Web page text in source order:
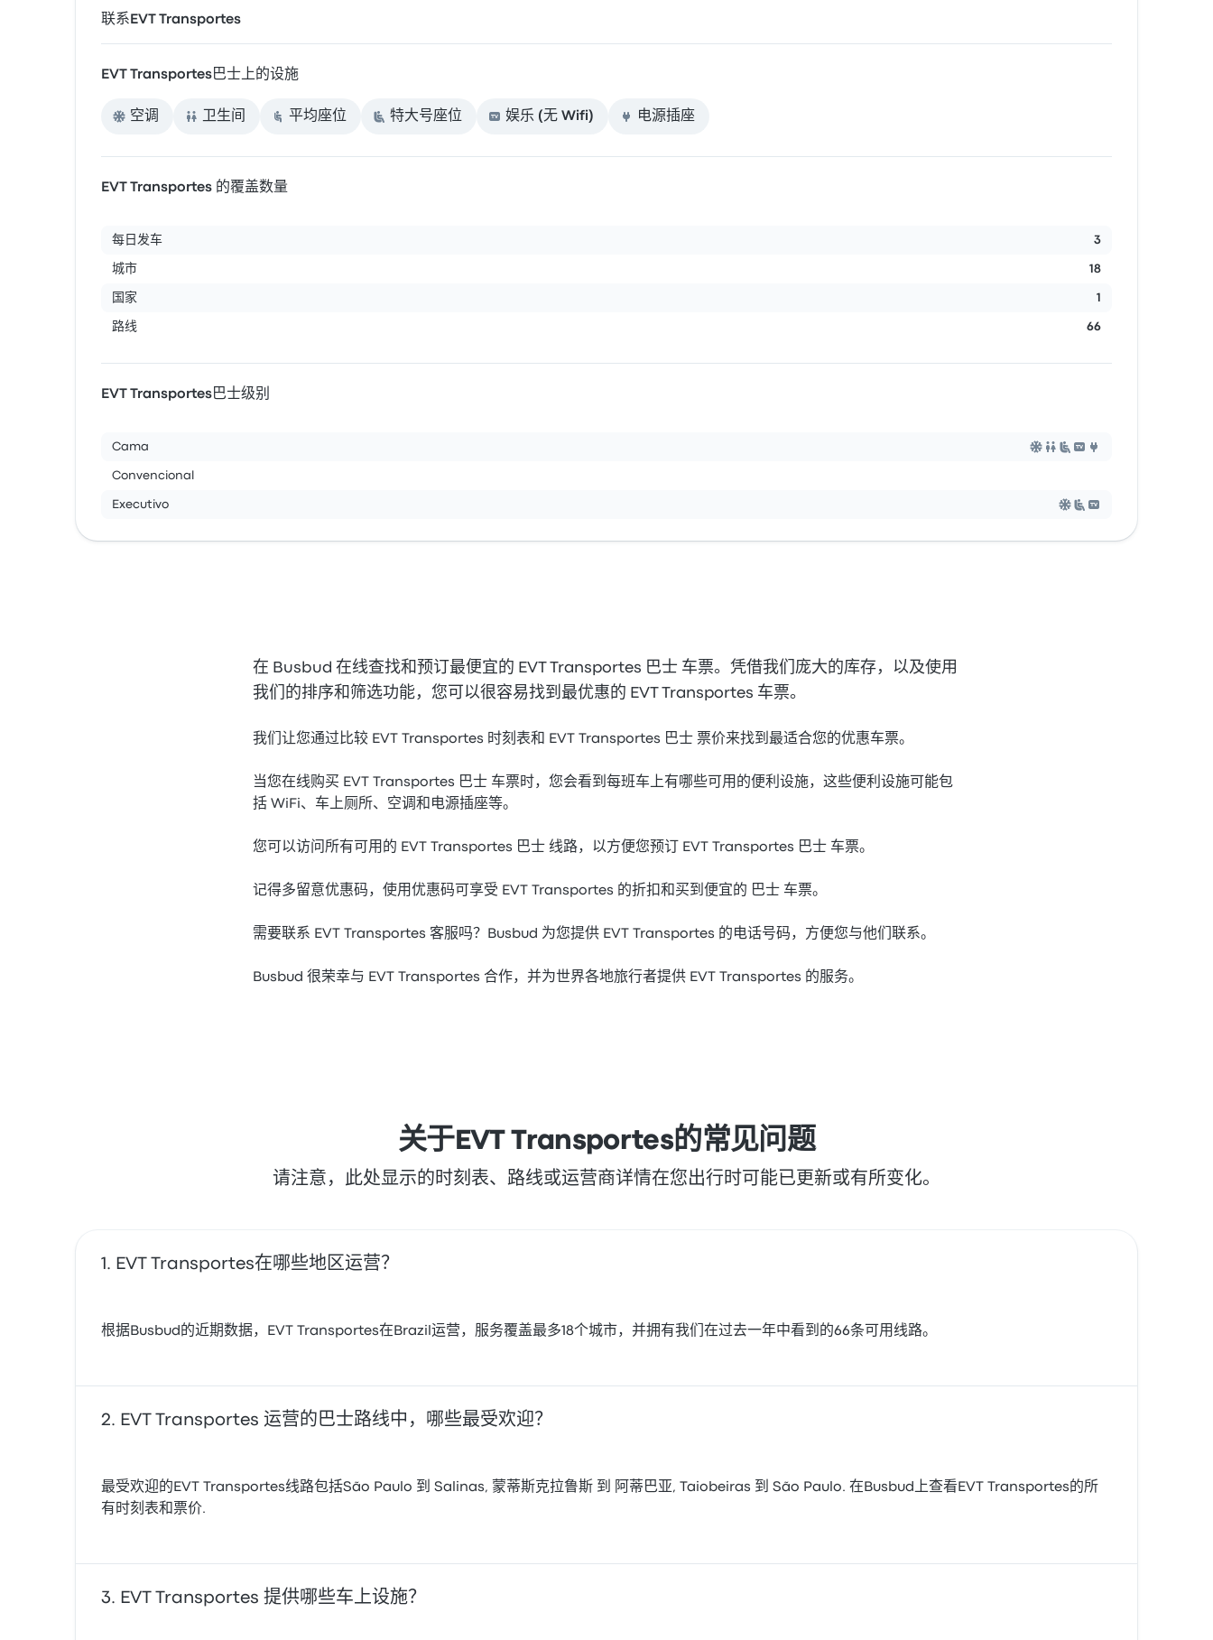
联系EVT Transportes
EVT Transportes巴士上的设施
空调 卫生间 平均座位 特大号座位 娱乐 (无 Wifi) 电源插座
EVT Transportes 的覆盖数量
每日发车 3
城市 18
国家 1
路线 66
EVT Transportes巴士级别
Cama
Convencional
Executivo
在 Busbud 在线查找和预订最便宜的 EVT Transportes 巴士 车票。凭借我们庞大的库存，以及使用
我们的排序和筛选功能，您可以很容易找到最优惠的 EVT Transportes 车票。
我们让您通过比较 EVT Transportes 时刻表和 EVT Transportes 巴士 票价来找到最适合您的优惠车票。
当您在线购买 EVT Transportes 巴士 车票时，您会看到每班车上有哪些可用的便利设施，这些便利设施可能包
括 WiFi、车上厕所、空调和电源插座等。
您可以访问所有可用的 EVT Transportes 巴士 线路，以方便您预订 EVT Transportes 巴士 车票。
记得多留意优惠码，使用优惠码可享受 EVT Transportes 的折扣和买到便宜的 巴士 车票。
需要联系 EVT Transportes 客服吗？Busbud 为您提供 EVT Transportes 的电话号码，方便您与他们联系。
Busbud 很荣幸与 EVT Transportes 合作，并为世界各地旅行者提供 EVT Transportes 的服务。
关于EVT Transportes的常见问题
请注意，此处显示的时刻表、路线或运营商详情在您出行时可能已更新或有所变化。
EVT Transportes在哪些地区运营？
根据Busbud的近期数据，EVT Transportes在Brazil运营，服务覆盖最多18个城市，并拥有我们在过去一年中看到的66条可用线路。
EVT Transportes 运营的巴士路线中，哪些最受欢迎？
最受欢迎的EVT Transportes线路包括São Paulo 到 Salinas, 蒙蒂斯克拉鲁斯 到 阿蒂巴亚, Taiobeiras 到 São Paulo. 在Busbud上查看EVT Transportes的所
有时刻表和票价.
EVT Transportes 提供哪些车上设施？